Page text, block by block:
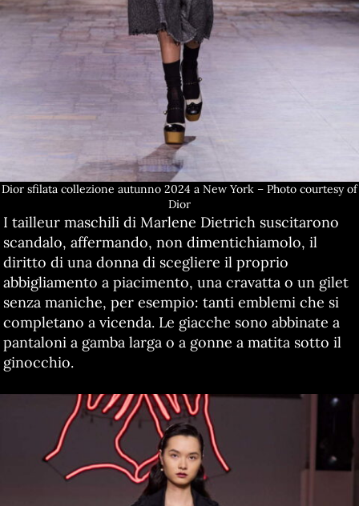
Dior sfilata collezione autunno 2024 a New York – Photo courtesy of
Dior
I tailleur maschili di Marlene Dietrich suscitarono
scandalo, affermando, non dimentichiamolo, il
diritto di una donna di scegliere il proprio
abbigliamento a piacimento, una cravatta o un gilet
senza maniche, per esempio: tanti emblemi che si
completano a vicenda. Le giacche sono abbinate a
pantaloni a gamba larga o a gonne a matita sotto il
ginocchio.